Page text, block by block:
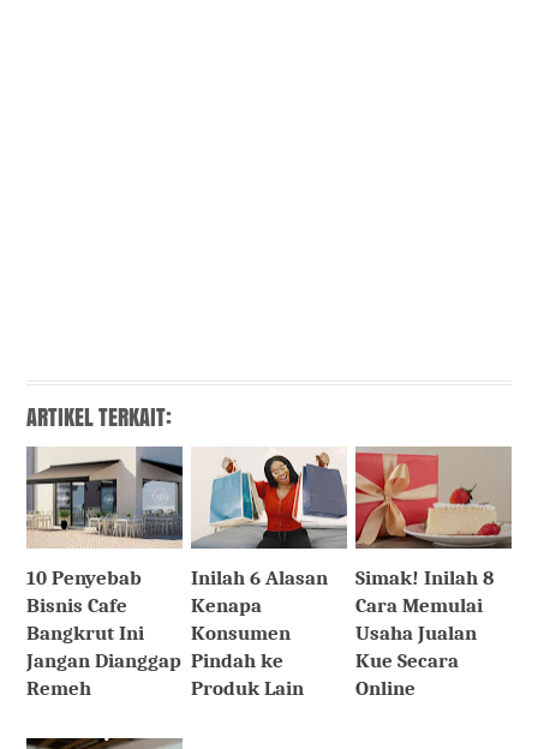
ARTIKEL TERKAIT:
10 Penyebab
Bisnis Cafe
Bangkrut Ini
Jangan Dianggap
Remeh
Inilah 6 Alasan
Kenapa
Konsumen
Pindah ke
Produk Lain
Simak! Inilah 8
Cara Memulai
Usaha Jualan
Kue Secara
Online